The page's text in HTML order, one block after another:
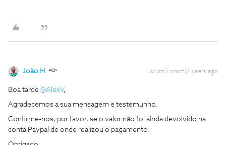
João H. Forum|Forum|2 years ago
Boa tarde @AlexV,
Agradecemos a sua mensagem e testemunho.
Confirme-nos, por favor, se o valor não foi ainda devolvido na
conta Paypal de onde realizou o pagamento.